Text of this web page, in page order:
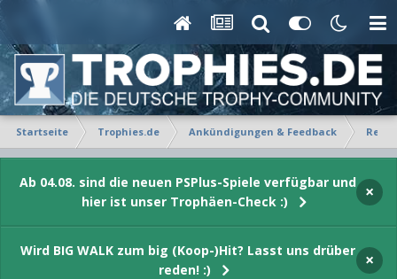
Startseite Trophies.de Ankündigungen & Feedback
Ab 04.08. sind die neuen PSPlus-Spiele verfügbar und
hier ist unser Trophäen-Check :)
×
Wird BIG WALK zum big (Koop-)Hit? Lasst uns drüber
reden! :)
×